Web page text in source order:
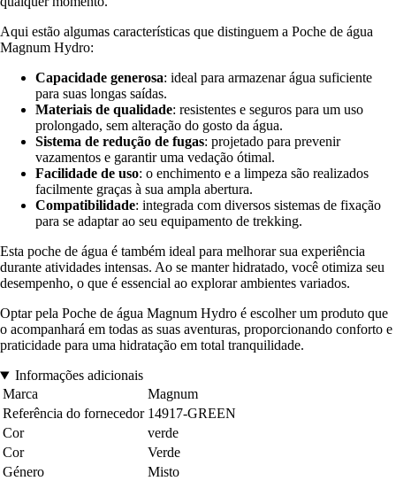
Aqui estão algumas características que distinguem a Poche de água
Magnum Hydro:
Capacidade generosa: ideal para armazenar água suficiente
para suas longas saídas.
Materiais de qualidade: resistentes e seguros para um uso
prolongado, sem alteração do gosto da água.
Sistema de redução de fugas: projetado para prevenir
vazamentos e garantir uma vedação ótimal.
Facilidade de uso: o enchimento e a limpeza são realizados
facilmente graças à sua ampla abertura.
Compatibilidade: integrada com diversos sistemas de fixação
para se adaptar ao seu equipamento de trekking.
Esta poche de água é também ideal para melhorar sua experiência
durante atividades intensas. Ao se manter hidratado, você otimiza seu
desempenho, o que é essencial ao explorar ambientes variados.
Optar pela Poche de água Magnum Hydro é escolher um produto que
o acompanhará em todas as suas aventuras, proporcionando conforto e
praticidade para uma hidratação em total tranquilidade.
Informações adicionais
Marca
Magnum
Referência do fornecedor 14917-GREEN
Cor
verde
Cor
Verde
Género
Misto